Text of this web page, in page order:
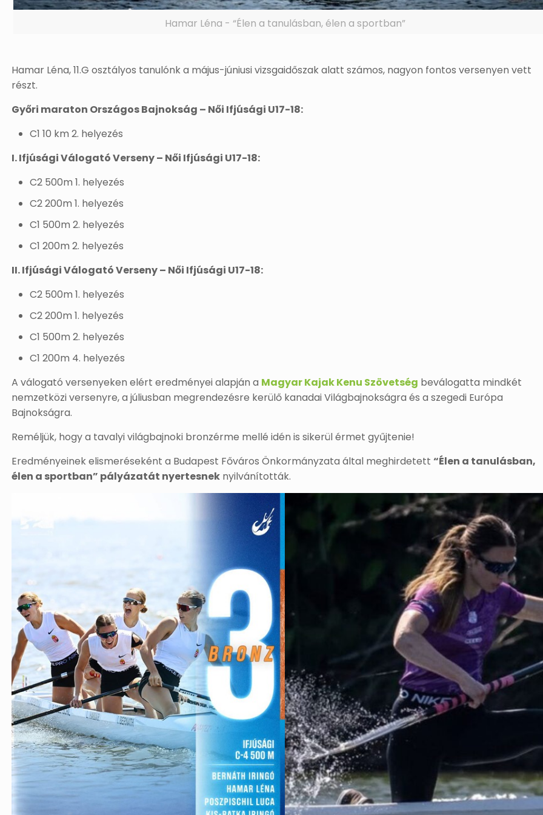
Hamar Léna - “Élen a tanulásban, élen a sportban”
Hamar Léna, 11.G osztályos tanulónk a május-júniusi vizsgaidőszak alatt számos, nagyon fontos versenyen vett
részt.
Győri maraton Országos Bajnokság – Női Ifjúsági U17-18:
C1 10 km 2. helyezés
I. Ifjúsági Válogató Verseny – Női Ifjúsági U17-18:
C2 500m 1. helyezés
C2 200m 1. helyezés
C1 500m 2. helyezés
C1 200m 2. helyezés
II. Ifjúsági Válogató Verseny – Női Ifjúsági U17-18:
C2 500m 1. helyezés
C2 200m 1. helyezés
C1 500m 2. helyezés
C1 200m 4. helyezés
A válogató versenyeken elért eredményei alapján a Magyar Kajak Kenu Szövetség beválogatta mindkét
nemzetközi versenyre, a júliusban megrendezésre kerülő kanadai Világbajnokságra és a szegedi Európa
Bajnokságra.
Reméljük, hogy a tavalyi világbajnoki bronzérme mellé idén is sikerül érmet gyűjtenie!
Eredményeinek elismeréseként a Budapest Főváros Önkormányzata által meghirdetett“Élen a tanulásban,
élen a sportban” pályázatát nyertesnek nyilvánították.